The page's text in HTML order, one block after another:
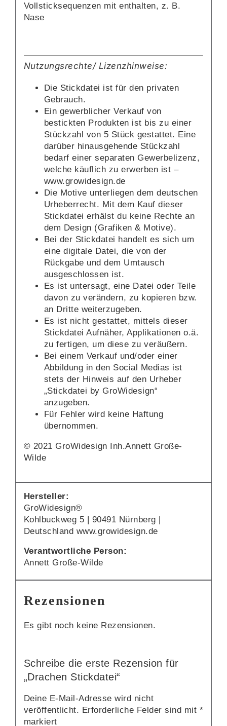
Vollsticksequenzen mit enthalten, z. B.
Nase
Nutzungsrechte/ Lizenzhinweise:
Die Stickdatei ist für den privaten
Gebrauch.
Ein gewerblicher Verkauf von
bestickten Produkten ist bis zu einer
Stückzahl von 5 Stück gestattet. Eine
darüber hinausgehende Stückzahl
bedarf einer separaten Gewerbelizenz,
welche käuflich zu erwerben ist –
www.growidesign.de
Die Motive unterliegen dem deutschen
Urheberrecht. Mit dem Kauf dieser
Stickdatei erhälst du keine Rechte an
dem Design (Grafiken & Motive).
Bei der Stickdatei handelt es sich um
eine digitale Datei, die von der
Rückgabe und dem Umtausch
ausgeschlossen ist.
Es ist untersagt, eine Datei oder Teile
davon zu verändern, zu kopieren bzw.
an Dritte weiterzugeben.
Es ist nicht gestattet, mittels dieser
Stickdatei Aufnäher, Applikationen o.ä.
zu fertigen, um diese zu veräußern.
Bei einem Verkauf und/oder einer
Abbildung in den Social Medias ist
stets der Hinweis auf den Urheber
„Stickdatei by GroWidesign“
anzugeben.
Für Fehler wird keine Haftung
übernommen.
© 2021 GroWidesign Inh.Annett Große-
Wilde
Hersteller:
GroWidesign®
Kohlbuckweg 5 | 90491 Nürnberg |
Deutschland www.growidesign.de
Verantwortliche Person:
Annett Große-Wilde
Rezensionen
Es gibt noch keine Rezensionen.
Schreibe die erste Rezension für
„Drachen Stickdatei“
Deine E-Mail-Adresse wird nicht
veröffentlicht. Erforderliche Felder sind mit *
markiert